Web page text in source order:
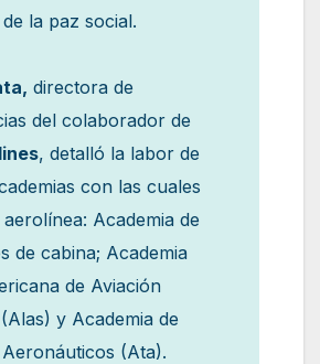
la paz social.
directora de
del colaborador de
, detalló la labor de
con las cuales
Academia de
de cabina; Academia
de Aviación
y Academia de
(Ata).